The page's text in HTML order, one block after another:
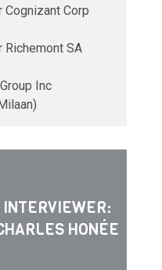
Corp
SA
Inc
INTERVIEWER:
HONÉE